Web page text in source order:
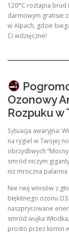
120°C roztapia
darmowym gratisie
w Alpach, gdzie
Ci wdzięczne!
Ozonowy
Rozpuku w
Sytuacja awaryjna:
na rygiel w Twojej
obrzydliwych
smród niczym
niż mroczna
Nie rwij włosów z
błękitnego ozonu
naszprycowane
smród wujka
prosto przez komin